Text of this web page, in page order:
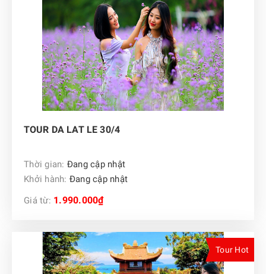
TOUR DA LAT LE 30/4
Thời gian: Đang cập nhật
Khởi hành: Đang cập nhật
Giá từ: 1.990.000₫
Tour Hot